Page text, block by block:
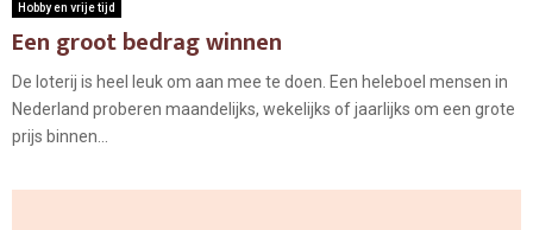
Hobby en vrije tijd
Een groot bedrag winnen
De loterij is heel leuk om aan mee te doen. Een heleboel mensen in
Nederland proberen maandelijks, wekelijks of jaarlijks om een grote
prijs binnen...